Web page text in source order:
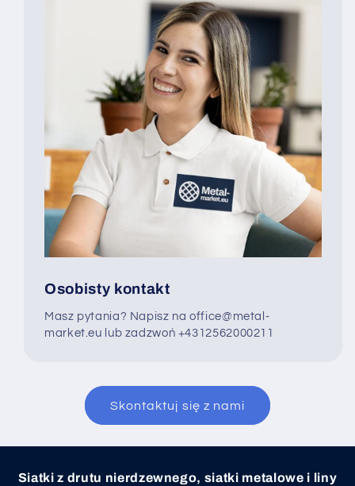
Osobisty kontakt
Masz pytania? Napisz na office@metal-
market.eu lub zadzwoń +4312562000211
Skontaktuj się z nami
Siatki z drutu nierdzewnego, siatki metalowe i liny